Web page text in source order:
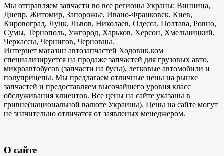
Мы отправляем запчасти во все регионы Украны: Винница,
Днепр, Житомир, Запорожье, Ивано-Франковск, Киев,
Кировоград, Луцк, Львов, Николаев, Одесса, Полтава, Ровно,
Сумы, Тернополь, Ужгород, Харьков, Херсон, Хмельницкий,
Черкассы, Чернигов, Черновцы.
Интернет магазин автозапчастей Ходовик.ком
специализируется на продаже запчастей для грузовых авто,
микроавтобусов (запчасти на бусы), легковые автомобили и
полуприцепы. Мы предлагаем отличные цены на рынке
запчастей и предоставляем высочайшего уровня класс
обслуживания клиентов. Все цены на сайте указаны в
гривне(национальной валюте Украины). Цены на сайте могут
не значительно отличатся от заявленых менеджером.
О сайте